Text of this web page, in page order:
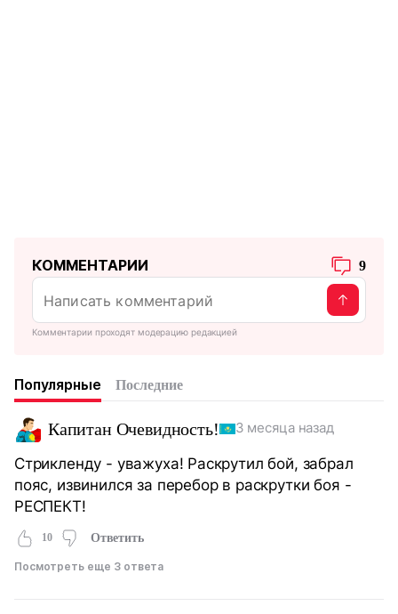
КОММЕНТАРИИ 9
Комментарии проходят модерацию редакцией
Популярные Последние
Капитан Очевидность! 3 месяца назад
Стрикленду - уважуха! Раскрутил бой, забрал
пояс, извинился за перебор в раскрутки боя -
РЕСПЕКТ!
10 Ответить
Посмотреть еще 3 ответа